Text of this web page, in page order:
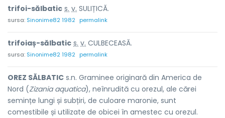
trifoi-sălbatic s. v. SULIȚICĂ.
sursa: Sinonime82 1982 permalink
trifoiaș-sălbatic s. v. CULBECEASĂ.
sursa: Sinonime82 1982 permalink
OREZ SĂLBATIC s.n. Graminee originară din America de
Nord (Zizania aquatica), neînrudită cu orezul, ale cărei
semințe lungi și subțiri, de culoare maronie, sunt
comestibile și utilizate de obicei în amestec cu orezul.